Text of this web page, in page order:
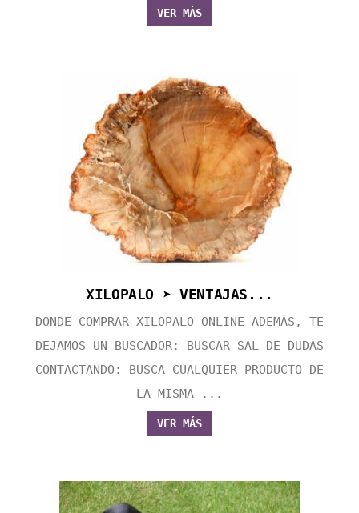
VER MÁS
XILOPALO ➤ VENTAJAS...
DONDE COMPRAR XILOPALO ONLINE ADEMÁS, TE
DEJAMOS UN BUSCADOR: BUSCAR SAL DE DUDAS
CONTACTANDO: BUSCA CUALQUIER PRODUCTO DE
LA MISMA ...
VER MÁS